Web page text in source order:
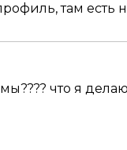
там есть
что я делаю